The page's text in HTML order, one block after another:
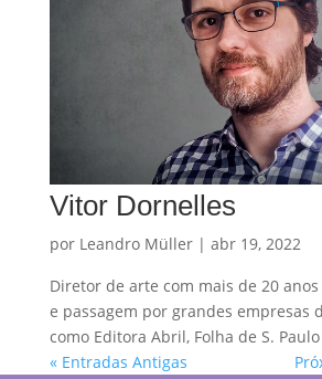
Vitor Dornelles
por Leandro Müller| abr 19, 2022
Diretor de arte com mais de 20
e passagem por grandes empresas
como Editora Abril, Folha de S.
« Entradas Antigas